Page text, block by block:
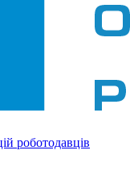
роботодавців